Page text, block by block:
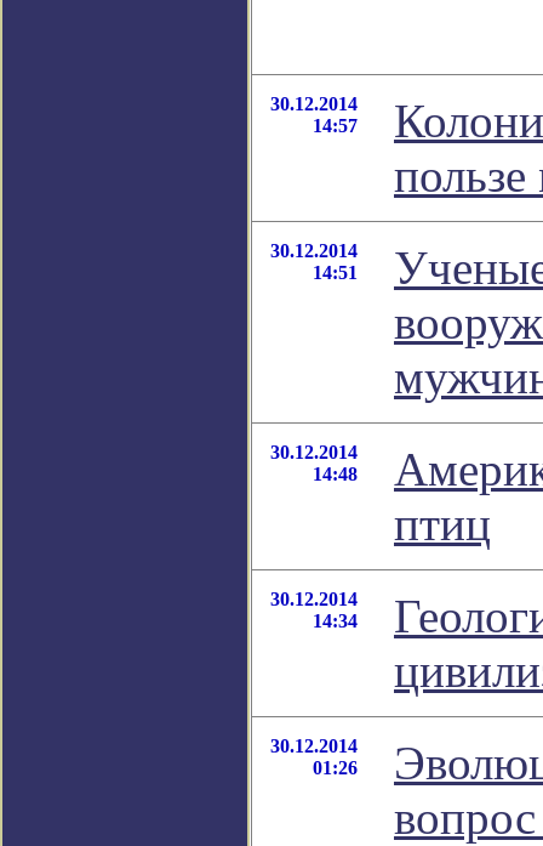
30.12.2014
14:57
30.12.2014
14:51
30.12.2014
14:48
птиц
30.12.2014
14:34
30.12.2014
01:26